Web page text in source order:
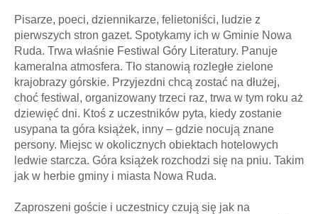
Pisarze, poeci, dziennikarze, felietoniści, ludzie z
pierwszych stron gazet. Spotykamy ich w Gminie Nowa
Ruda. Trwa właśnie Festiwal Góry Literatury. Panuje
kameralna atmosfera. Tło stanowią rozległe zielone
krajobrazy górskie. Przyjezdni chcą zostać na dłużej,
choć festiwal, organizowany trzeci raz, trwa w tym roku aż
dziewięć dni. Ktoś z uczestników pyta, kiedy zostanie
usypana ta góra książek, inny – gdzie nocują znane
persony. Miejsc w okolicznych obiektach hotelowych
ledwie starcza. Góra książek rozchodzi się na pniu. Takim
jak w herbie gminy i miasta Nowa Ruda.
Zaproszeni goście i uczestnicy czują się jak na